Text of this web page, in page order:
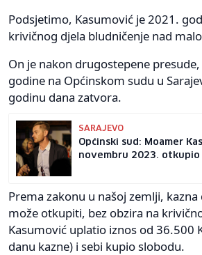
Podsjetimo, Kasumović je 2021.
krivičnog djela bludničenje nad
On je nakon drugostepene
godine na Općinskom sudu u
godinu dana zatvora.
SARAJEVO
Općinski sud: Moamer
novembru 2023.
Prema zakonu u našoj zemlji,
može otkupiti, bez obzira na
Kasumović uplatio iznos od 36.500
danu kazne) i sebi kupio slobodu.